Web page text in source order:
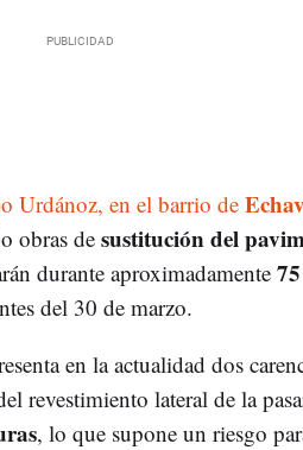
Urdánoz, en el barrio de
obras de sustitución del
durante aproximadamente
del 30 de marzo.
en la actualidad dos
revestimiento lateral de la
, lo que supone un riesgo